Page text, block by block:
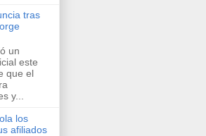
tras
un
este
que el
y...
los
afiliados